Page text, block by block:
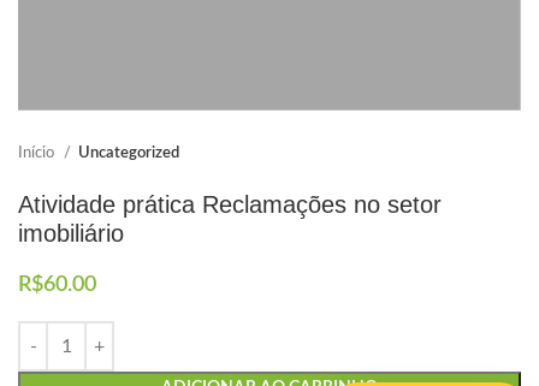
Início Uncategorized
Atividade prática Reclamações no setor
imobiliário
R$60.00